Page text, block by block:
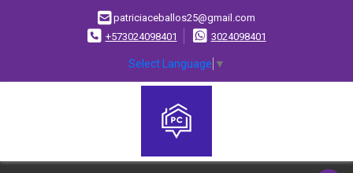
patriciaceballos25@gmail.com
+573024098401
3024098401
Select Language ▼